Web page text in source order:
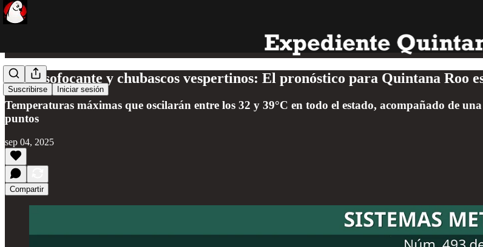
Suscribirse Iniciar sesión
Calor sofocante y chubascos vespertinos: El pronóstico para Quintana Roo
Temperaturas máximas que oscilarán entre los 32 y 39°C en todo el estado, acompañado de
puntos
sep 04, 2025
Compartir